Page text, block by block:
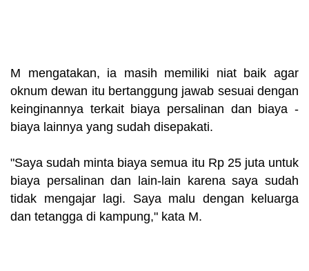
M mengatakan, ia masih memiliki niat baik agar
oknum dewan itu bertanggung jawab sesuai dengan
keinginannya terkait biaya persalinan dan biaya -
biaya lainnya yang sudah disepakati.
"Saya sudah minta biaya semua itu Rp 25 juta untuk
biaya persalinan dan lain-lain karena saya sudah
tidak mengajar lagi. Saya malu dengan keluarga
dan tetangga di kampung," kata M.